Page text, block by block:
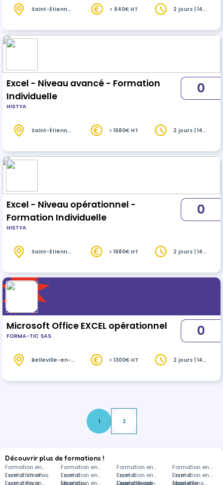
Saint-Étienne
> 840€ HT
2 jours | 14
Excel - Niveau avancé - Formation
Individuelle
HISTYA
0
Saint-Étienne
> 1680€ HT
2 jours | 14
Excel - Niveau opérationnel -
Formation Individuelle
HISTYA
0
Saint-Étienne
> 1680€ HT
2 jours | 14
Microsoft Office EXCEL opérationnel
FORMA-TIC SAS 0
Belleville-en-
> 1300€ HT
2 jours | 14
1 2
Découvrir plus de formations !
Formation en
Excel à Vitrolles
Formation en
Excel à
Miramas
Formation en
Excel à
Courville-sur-
Formation en
Excel à
Marseille
Formation en
Excel à Paris
Formation en
Excel à
Formation en
Excel à Saint-
Formation en
Excel à
Formation en
Formation en
Formation en
Formations